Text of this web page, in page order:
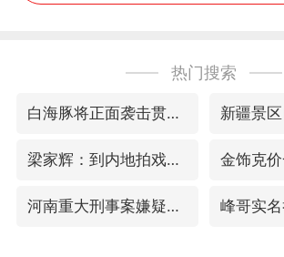
热门搜索
白海豚将正面袭击贯穿浙江
梁家辉：到内地拍戏不是北上是回归
河南重大刑事案嫌疑人落网